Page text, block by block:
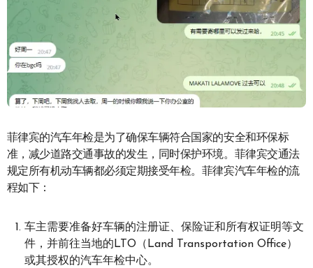
菲律宾的汽车年检是为了确保车辆符合国家的安全和环保标
准，减少道路交通事故的发生，同时保护环境。菲律宾交通法
规定所有机动车辆都必须定期接受年检。菲律宾汽车年检的流
程如下：
车主需要准备好车辆的注册证、保险证和所有权证明等文
件，并前往当地的LTO（Land Transportation Office）
或其授权的汽车年检中心。